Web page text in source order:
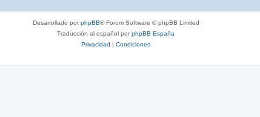
Desarrollado porphpBB® Forum Software © phpBB Limited
Traducción al español porphpBB España
Privacidad | Condiciones